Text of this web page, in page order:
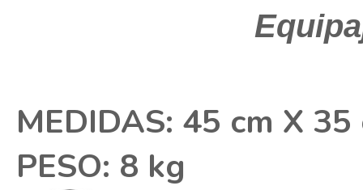
MEDIDAS: 45 cm X
PESO: 8 kg